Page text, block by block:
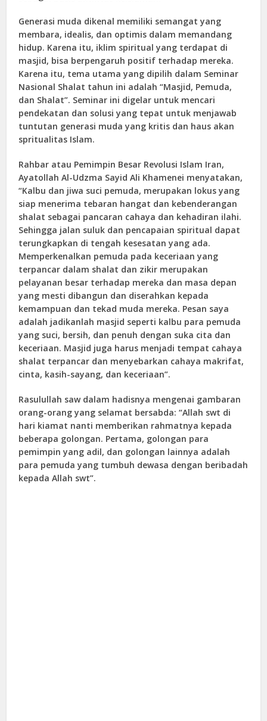
Generasi muda dikenal memiliki semangat yang
membara, idealis, dan optimis dalam memandang
hidup. Karena itu, iklim spiritual yang terdapat di
masjid, bisa berpengaruh positif terhadap mereka.
Karena itu, tema utama yang dipilih dalam Seminar
Nasional Shalat tahun ini adalah “Masjid, Pemuda,
dan Shalat”. Seminar ini digelar untuk mencari
pendekatan dan solusi yang tepat untuk menjawab
tuntutan generasi muda yang kritis dan haus akan
spritualitas Islam.
Rahbar atau Pemimpin Besar Revolusi Islam Iran,
Ayatollah Al-Udzma Sayid Ali Khamenei menyatakan,
“Kalbu dan jiwa suci pemuda, merupakan lokus yang
siap menerima tebaran hangat dan kebenderangan
shalat sebagai pancaran cahaya dan kehadiran ilahi.
Sehingga jalan suluk dan pencapaian spiritual dapat
terungkapkan di tengah kesesatan yang ada.
Memperkenalkan pemuda pada keceriaan yang
terpancar dalam shalat dan zikir merupakan
pelayanan besar terhadap mereka dan masa depan
yang mesti dibangun dan diserahkan kepada
kemampuan dan tekad muda mereka. Pesan saya
adalah jadikanlah masjid seperti kalbu para pemuda
yang suci, bersih, dan penuh dengan suka cita dan
keceriaan. Masjid juga harus menjadi tempat cahaya
shalat terpancar dan menyebarkan cahaya makrifat,
cinta, kasih-sayang, dan keceriaan”.
Rasulullah saw dalam hadisnya mengenai gambaran
orang-orang yang selamat bersabda: “Allah swt di
hari kiamat nanti memberikan rahmatnya kepada
beberapa golongan. Pertama, golongan para
pemimpin yang adil, dan golongan lainnya adalah
para pemuda yang tumbuh dewasa dengan beribadah
kepada Allah swt”.